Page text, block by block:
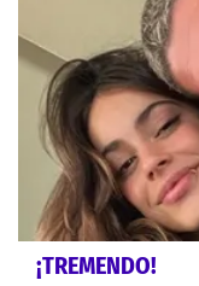
¡TREMENDO!